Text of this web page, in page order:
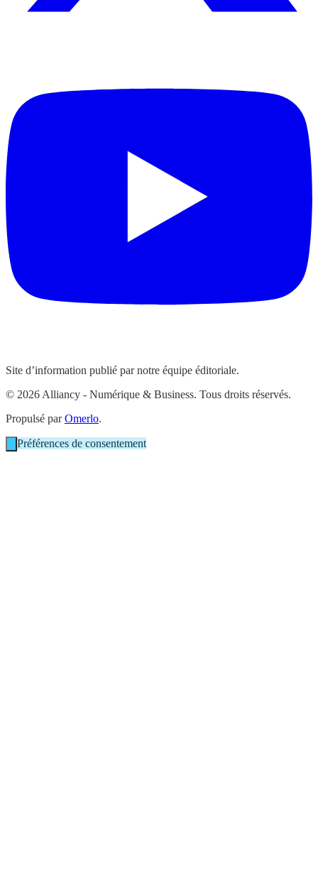
Site d’information publié par notre équipe éditoriale.
© 2026 Alliancy - Numérique & Business. Tous droits réservés.
Propulsé parOmerlo.
Préférences de consentement